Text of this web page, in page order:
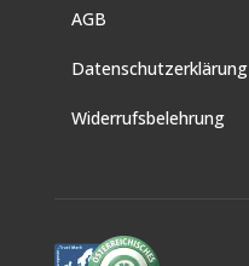
AGB
Datenschutzerklärung
Widerrufsbelehrung